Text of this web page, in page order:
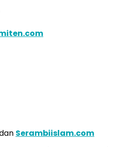
Serambiislam.com